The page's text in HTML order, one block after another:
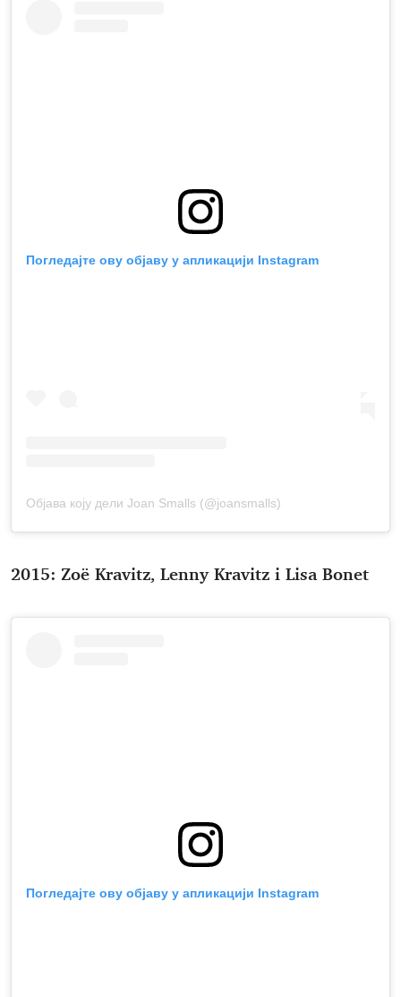
Погледајте ову објаву у апликацији Instagram
Објава коју дели Joan Smalls (@joansmalls)
2015: Zoë Kravitz, Lenny Kravitz i Lisa Bonet
Погледајте ову објаву у апликацији Instagram